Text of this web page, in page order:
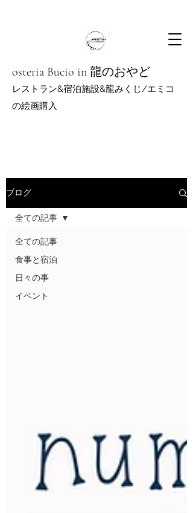
osteria Bucio in 龍のおやど
レストラン&宿泊施設&龍みくじ/エミコ
の絵画購入
ブログ
全ての記事
食事と宿泊
日々の事
イベント
全ての記事